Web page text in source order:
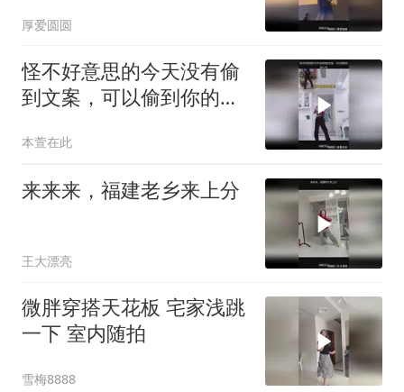
厚爱圆圆
怪不好意思的今天没有偷
到文案，可以偷到你的心
本萱在此
来来来，福建老乡来上分
王大漂亮
微胖穿搭天花板 宅家浅跳
一下 室内随拍
雪梅8888